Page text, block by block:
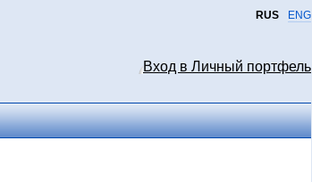
RUS ENG
Вход в Личный портфель